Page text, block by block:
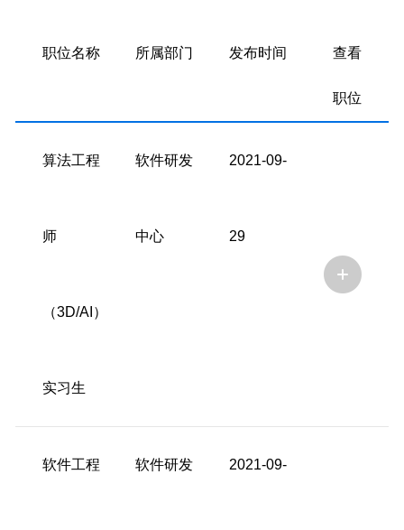
职位名称 所属部门 发布时间 查看
职位
算法工程
师
（3D/AI）
实习生
软件研发
中心
2021-09-
29
软件工程 软件研发 2021-09-